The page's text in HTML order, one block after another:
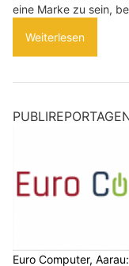
eine Marke zu sein,
Weiterlesen
Euro Computer,